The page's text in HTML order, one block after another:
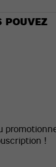
POUVEZ
!